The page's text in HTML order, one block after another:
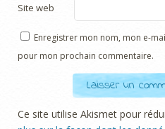
Site web
Enregistrer mon nom, mon e-
pour mon prochain commentaire.
Ce site utilise Akismet pour